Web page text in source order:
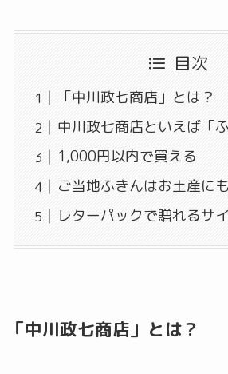
目次
「中川政七商店」とは？
中川政七商店といえば「ふ
1,000円以内で買える
ご当地ふきんはお土産に
レターパックで贈れるサ
「中川政七商店」とは？